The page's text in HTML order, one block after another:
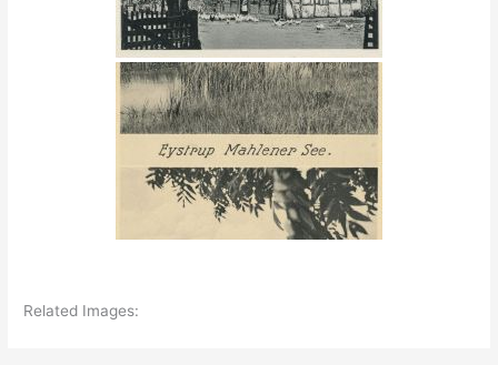
Related Images: